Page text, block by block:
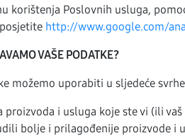
korištenja Poslovnih usluga,
http://www.google.com/
VAŠE PODATKE?
možemo uporabiti u sljedeće
proizvoda i usluga koje ste vi (ili
bolje i prilagođenije proizvode i